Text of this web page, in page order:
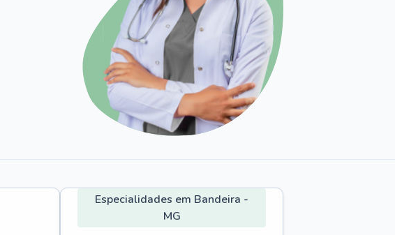
Especialidades em Bandeira -
MG